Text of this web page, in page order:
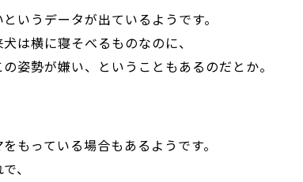
いうデータが出ているようです。
は横に寝そべるものなのに、
姿勢が嫌い、ということもあるのだとか。
もっている場合もあるようです。
、